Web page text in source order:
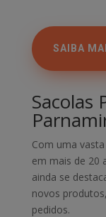
SAIBA
Sacolas
Com uma
em mais de 20
ainda se
novos
pedidos.